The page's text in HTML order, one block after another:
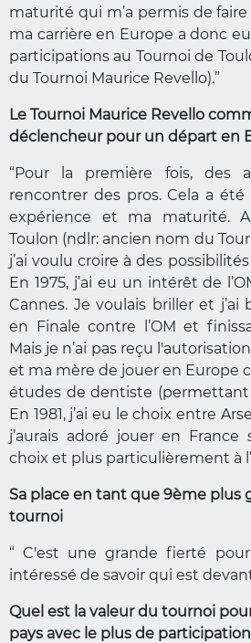
maturité qui m’a permis de
ma carrière en Europe a donc
participations au Tournoi de
du Tournoi Maurice Revello).”
Le Tournoi Maurice Revello
déclencheur pour un départ en
“Pour la première fois, des
rencontrer des pros. Cela a
expérience et ma maturité.
Toulon (ndlr: ancien nom du
j’ai voulu croire à des
En 1975, j’ai eu un intérêt de
Cannes. Je voulais briller et j’ai
en Finale contre l’OM et
Mais je n’ai pas reçu
et ma mère de jouer en Europe
études de dentiste (permettant
En 1981, j’ai eu le choix entre
j’aurais adoré jouer en France
choix et plus particulièrement à
Sa place en tant que 9ème plus
tournoi
“ C'est une grande fierté
intéressé de savoir qui est
Quel est la valeur du tournoi
pays avec le plus de